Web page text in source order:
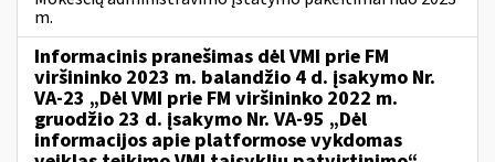
m.
Informacinis pranešimas dėl VMI prie FM
viršininko 2023 m. balandžio 4 d. įsakymo Nr.
VA-23 „Dėl VMI prie FM viršininko 2022 m.
gruodžio 23 d. įsakymo Nr. VA-95 „Dėl
informacijos apie platformose vykdomas